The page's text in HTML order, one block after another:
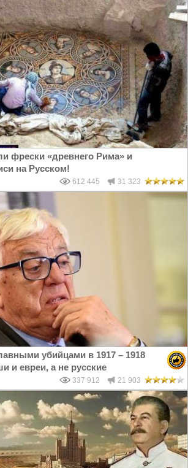
фрески «древнего Рима» и
на Русском!
612 445 31 323
убийцами в 1917 – 1918
и евреи, а не русские
337 912 21 903